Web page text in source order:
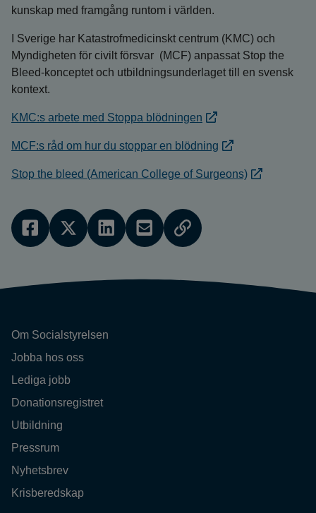
kunskap med framgång runtom i världen.
I Sverige har Katastrofmedicinskt centrum (KMC) och
Myndigheten för civilt försvar (MCF) anpassat Stop the
Bleed-konceptet och utbildningsunderlaget till en svensk
kontext.
KMC:s arbete med Stoppa blödningen
MCF:s råd om hur du stoppar en blödning
Stop the bleed (American College of Surgeons)
Om Socialstyrelsen
Jobba hos oss
Lediga jobb
Donationsregistret
Utbildning
Pressrum
Nyhetsbrev
Krisberedskap